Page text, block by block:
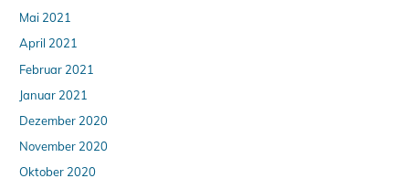
Mai 2021
April 2021
Februar 2021
Januar 2021
Dezember 2020
November 2020
Oktober 2020